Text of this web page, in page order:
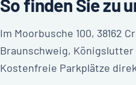
So finden Sie zu
Im Moorbusche 100, 38162
Braunschweig,
Kostenfreie Parkplätze